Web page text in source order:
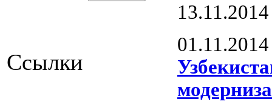
Ссылки
13.11.2014
01.11.2014